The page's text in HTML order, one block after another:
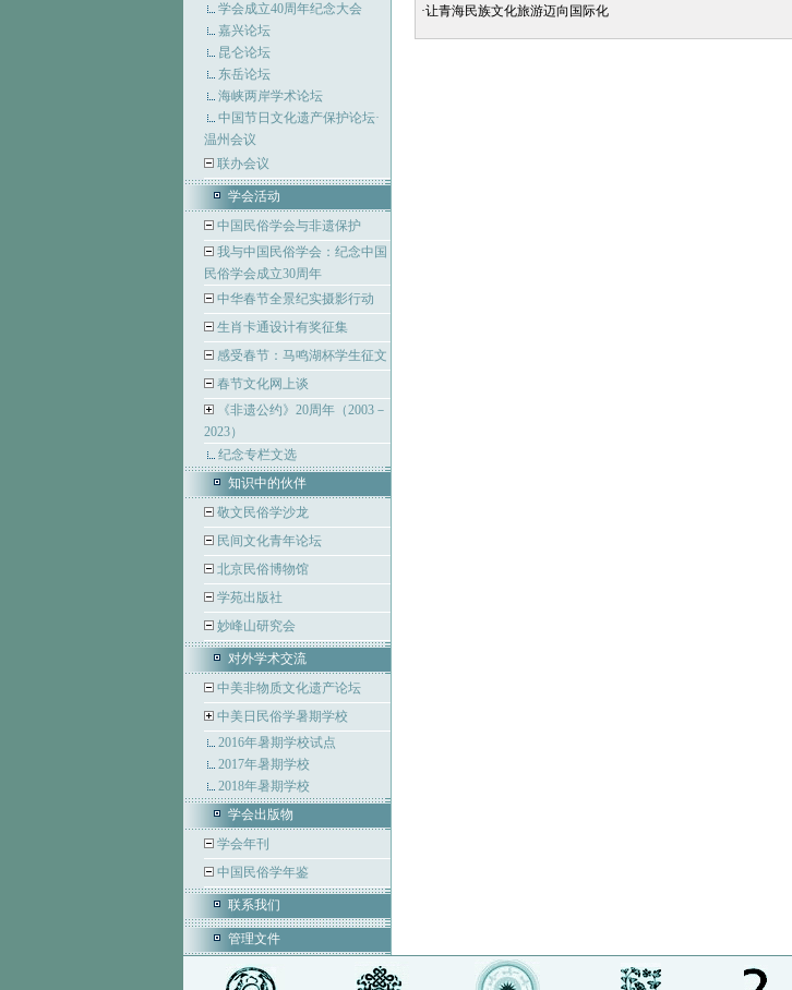
学会成立40周年纪念大会
嘉兴论坛
昆仑论坛
东岳论坛
海峡两岸学术论坛
中国节日文化遗产保护论坛·
温州会议
联办会议
学会活动
中国民俗学会与非遗保护
我与中国民俗学会：纪念中国
民俗学会成立30周年
中华春节全景纪实摄影行动
生肖卡通设计有奖征集
感受春节：马鸣湖杯学生征文
春节文化网上谈
《非遗公约》20周年（2003－
2023）
纪念专栏文选
知识中的伙伴
敬文民俗学沙龙
民间文化青年论坛
北京民俗博物馆
学苑出版社
妙峰山研究会
对外学术交流
中美非物质文化遗产论坛
中美日民俗学暑期学校
2016年暑期学校试点
2017年暑期学校
2018年暑期学校
学会出版物
学会年刊
中国民俗学年鉴
联系我们
管理文件
·让青海民族文化旅游迈向国际化